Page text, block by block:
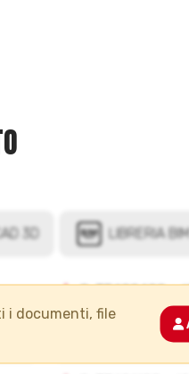
i documenti, file